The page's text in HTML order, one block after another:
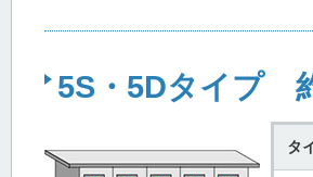
5S・5Dタイプ
タ